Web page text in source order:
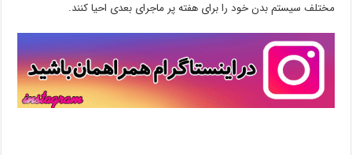
مختلف سیستم بدن خود را برای هفته‌ پر ماجرای بعدی احیا کنند.